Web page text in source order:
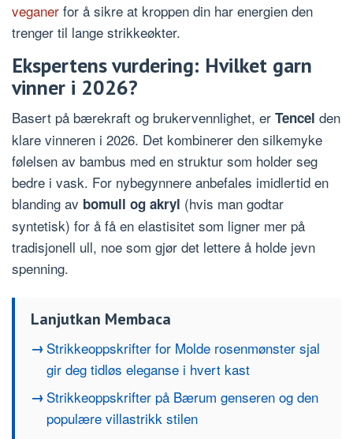
veganer for å sikre at kroppen din har energien den
trenger til lange strikkeøkter.
Ekspertens vurdering: Hvilket garn
vinner i 2026?
Basert på bærekraft og brukervennlighet, er Tencel den
klare vinneren i 2026. Det kombinerer den silkemyke
følelsen av bambus med en struktur som holder seg
bedre i vask. For nybegynnere anbefales imidlertid en
blanding av bomull og akryl (hvis man godtar
syntetisk) for å få en elastisitet som ligner mer på
tradisjonell ull, noe som gjør det lettere å holde jevn
spenning.
Lanjutkan Membaca
Strikkeoppskrifter for Molde rosenmønster sjal
gir deg tidløs eleganse i hvert kast
Strikkeoppskrifter på Bærum genseren og den
populære villastrikk stilen